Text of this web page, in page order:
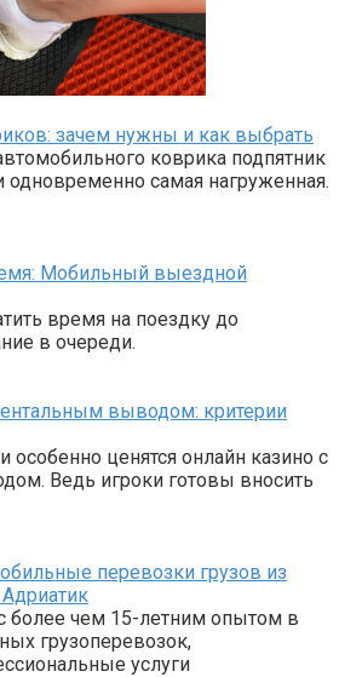
зачем нужны и как выбрать
коврика подпятник
одновременно самая нагруженная.
Мобильный выездной
время на поездку до
в очереди.
выводом: критерии
особенно ценятся онлайн казино с
Ведь игроки готовы вносить
перевозки грузов из
более чем 15-летним опытом в
грузоперевозок,
услуги